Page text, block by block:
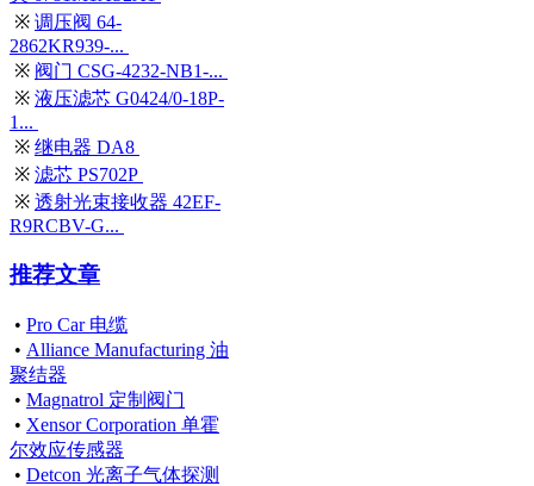
※ 调压阀 64-
2862KR939-...
※ 阀门 CSG-4232-NB1-...
※ 液压滤芯 G0424/0-18P-
1...
※ 继电器 DA8
※ 滤芯 PS702P
※ 透射光束接收器 42EF-
R9RCBV-G...
推荐文章
• Pro Car 电缆
• Alliance Manufacturing 油
聚结器
• Magnatrol 定制阀门
• Xensor Corporation 单霍
尔效应传感器
• Detcon 光离子气体探测